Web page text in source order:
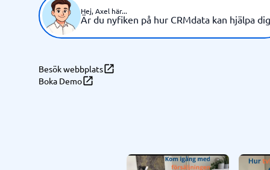
Smart prospektering:Identifierar de mest
prospekten och hitta enkelt företag som liknar dina
Med CRMdata kan du som småföretagare snabbt hitta
affärsmöjligheter och effektivisera sin
Hej, Axel här...
Är du nyfiken på hur CRMdata kan hjälpa
Besök webbplats
Boka Demo